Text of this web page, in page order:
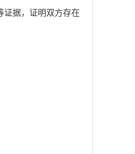
据，证明双方存在